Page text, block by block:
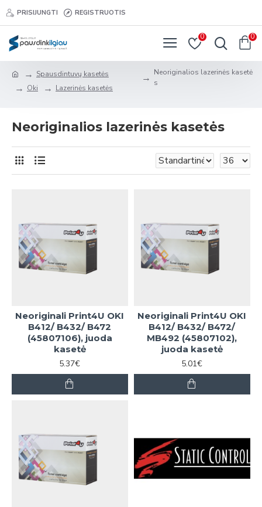
PRISIJUNGTI REGISTRUOTIS
0 0
Spausdintuvų kasetės
Oki
Lazerinės kasetės
Neoriginalios lazerinės kasetė
s
Neoriginalios lazerinės kasetės
Neoriginali Print4U OKI
B412/ B432/ B472
(45807106), juoda
kasetė
5.37€
Neoriginali Print4U OKI
B412/ B432/ B472/
MB492 (45807102),
juoda kasetė
5.01€